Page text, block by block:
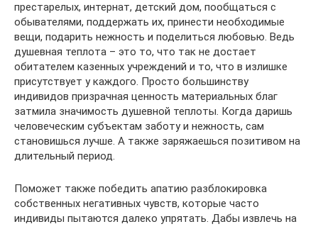
престарелых, интернат, детский дом, пообщаться с
обывателями, поддержать их, принести необходимые
вещи, подарить нежность и поделиться любовью. Ведь
душевная теплота – это то, что так не достает
обитателем казенных учреждений и то, что в излишке
присутствует у каждого. Просто большинству
индивидов призрачная ценность материальных благ
затмила значимость душевной теплоты. Когда даришь
человеческим субъектам заботу и нежность, сам
становишься лучше. А также заряжаешься позитивом на
длительный период.
Поможет также победить апатию разблокировка
собственных негативных чувств, которые часто
индивиды пытаются далеко упрятать. Дабы извлечь на